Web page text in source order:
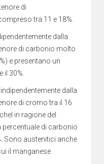
di
tra 11 e 18%.
dalla
di carbonio molto
e presentano un
il 30%.
dalla
di cromo tra il 16
in ragione del
percentuale di carbonio
Sono austenitici anche
il manganese